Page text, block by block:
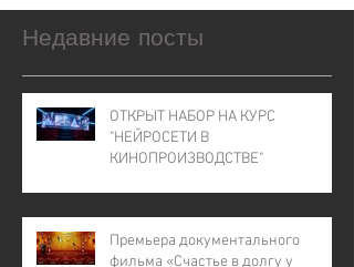
Недавние посты
ОТКРЫТ НАБОР НА КУРС
"НЕЙРОСЕТИ В
КИНОПРОИЗВОДСТВЕ"
Премьера документального
фильма «Счастье в долгу у